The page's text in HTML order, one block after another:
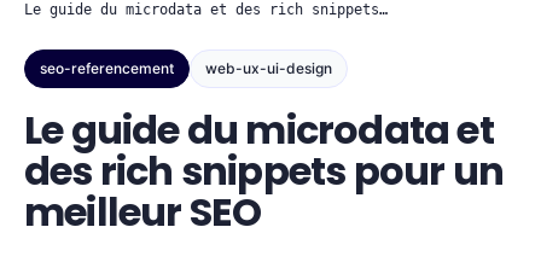
Le guide du microdata et des rich snippets…
seo-referencement web-ux-ui-design
Le guide du microdata et
des rich snippets pour un
meilleur SEO